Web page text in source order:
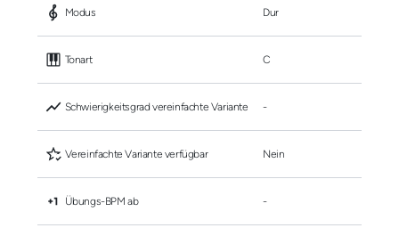
Modus Dur
Tonart C
Schwierigkeitsgrad vereinfachte Variante -
Vereinfachte Variante verfügbar Nein
Übungs-BPM ab -